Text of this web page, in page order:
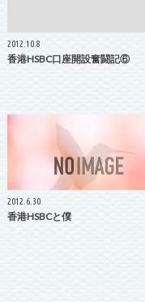
2012.10.8
香港HSBC口座開設奮闘記⑥
2012.6.30
香港HSBCと僕